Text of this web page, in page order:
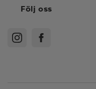
Följ oss